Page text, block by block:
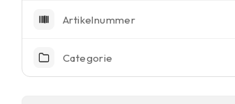
Artikelnummer
Categorie